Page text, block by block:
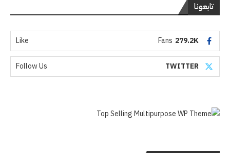
تابعونا
279.2K
Fans
Like
TWITTER
Follow Us